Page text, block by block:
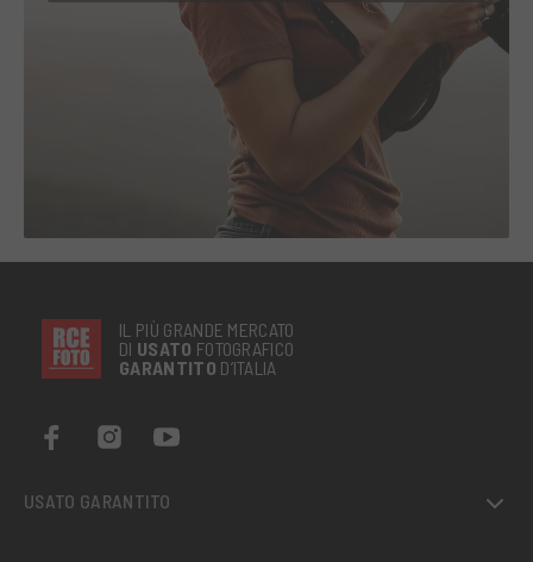
IL PIÙ GRANDE MERCATO
DI USATO FOTOGRAFICO
GARANTITO D’ITALIA
USATO GARANTITO